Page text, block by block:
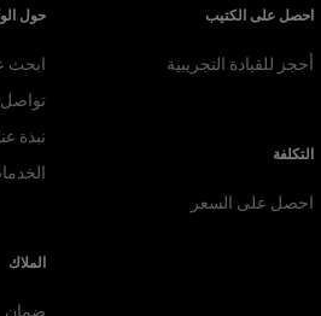
احصل على الكتيب
أحجز للقيادة التجريبية
التكلفة
احصل على السعر
حول
ابحث
تواصل
نبذة عنا
الملاك
ضمان